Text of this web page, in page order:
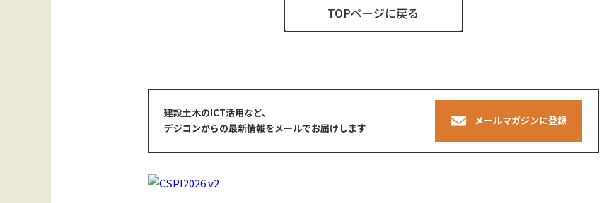
TOPページに戻る
建設土木のICT活用など、
デジコンからの最新情報をメールでお届けします
メールマガジンに登録